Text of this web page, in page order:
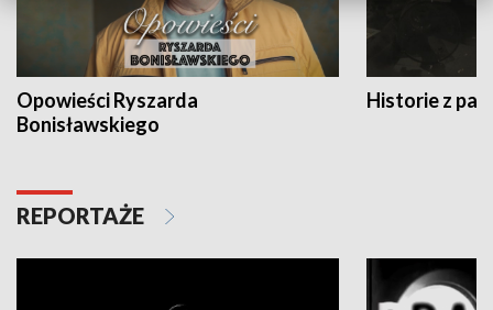
Opowieści Ryszarda
Bonisławskiego
Historie z
REPORTAŻE